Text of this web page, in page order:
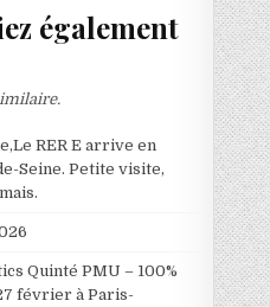
également
RER E arrive en
Seine. Petite visite,
Quinté PMU – 100%
février à Paris-